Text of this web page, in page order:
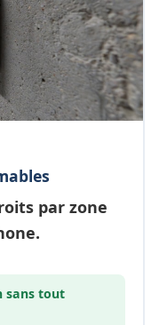
par zone
sans tout